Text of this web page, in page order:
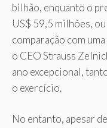
bilhão, enquanto o
US$ 59,5 milhões,
comparação com
o CEO Strauss
ano excepcional,
o exercício.
No entanto, apesar